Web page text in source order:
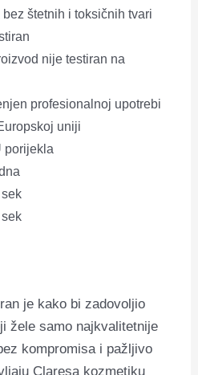
štetnih i toksičnih tvari
nije testiran na
profesionalnoj upotrebi
uniji
porijekla
je kako bi zadovoljio
žele samo najkvalitetnije
kompromisa i pažljivo
Claresa kozmetiku